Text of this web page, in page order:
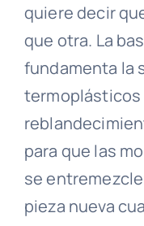
quiere decir
que otra. La
fundamenta la
termoplásticos
para que las
se
pieza nueva